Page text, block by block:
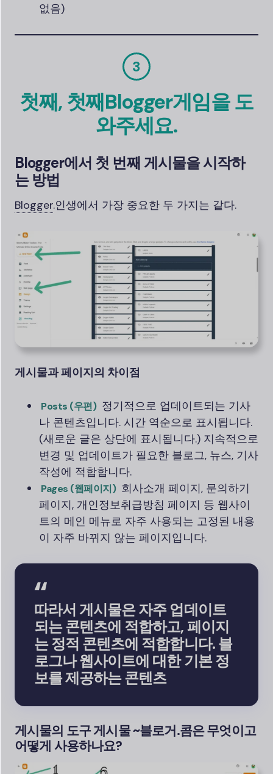
없음)
3
첫째, 첫째Blogger게임을 도
와주세요.
Blogger에서 첫 번째 게시물을 시작하
는 방법
Blogger.인생에서 가장 중요한 두 가지는 같다.
게시물과 페이지의 차이점
Posts (우편) 정기적으로 업데이트되는 기사
나 콘텐츠입니다. 시간 역순으로 표시됩니다.
(새로운 글은 상단에 표시됩니다.) 지속적으로
변경 및 업데이트가 필요한 블로그, 뉴스, 기사
작성에 적합합니다.
Pages (웹페이지) 회사소개 페이지, 문의하기
페이지, 개인정보취급방침 페이지 등 웹사이
트의 메인 메뉴로 자주 사용되는 고정된 내용
이 자주 바뀌지 않는 페이지입니다.
따라서 게시물은 자주 업데이트
되는 콘텐츠에 적합하고, 페이지
는 정적 콘텐츠에 적합합니다. 블
로그나 웹사이트에 대한 기본 정
보를 제공하는 콘텐츠
게시물의 도구게시물 ~블로거.콤은 무엇이고
어떻게 사용하나요?